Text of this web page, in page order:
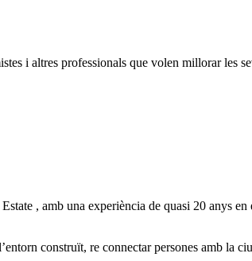
i altres professionals que volen millorar les
, amb una experiència de quasi 20 anys
construït, re connectar persones amb la